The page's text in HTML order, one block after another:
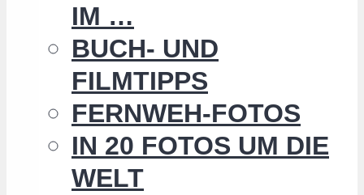
IM …
BUCH- UND
FILMTIPPS
FERNWEH-FOTOS
IN 20 FOTOS UM DIE
WELT